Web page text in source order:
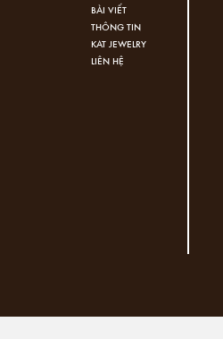
BÀI VIẾT
THÔNG TIN
KAT JEWELRY
LIÊN HỆ